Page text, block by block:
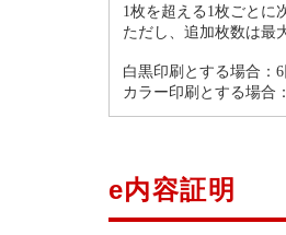
1枚を超える1枚ごとに
ただし、追加枚数は最
白黒印刷とする場合：6
カラー印刷とする場合
e内容証明